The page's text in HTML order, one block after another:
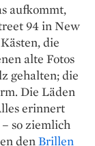
aufkommt,
94 in New
die
alte Fotos
gehalten; die
Die Läden
erinnert
so ziemlich
denBrillen